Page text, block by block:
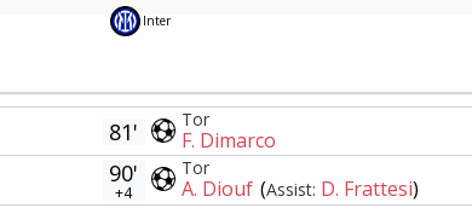
Inter
81' Tor
F. Dimarco
90'
+4
Tor
A. Diouf (Assist: D. Frattesi)